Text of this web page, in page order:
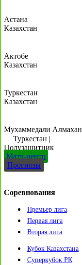
Астана
Казахстан
Актобе
Казахстан
Туркестан
Казахстан
Мухаммедали Алмахан
Туркестан |
Полузащитник
Матч-центр
Прогнозы
Соревнования
Премьер лига
Первая лига
Вторая лига
Кубок Казахстана
Суперкубок РК